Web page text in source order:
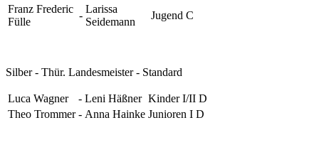
Franz Frederic
Fülle
-
Larissa
Seidemann
Jugend C
Silber - Thür. Landesmeister - Standard
Luca Wagner - Leni Häßner Kinder I/II D
Theo Trommer - Anna Hainke Junioren I D